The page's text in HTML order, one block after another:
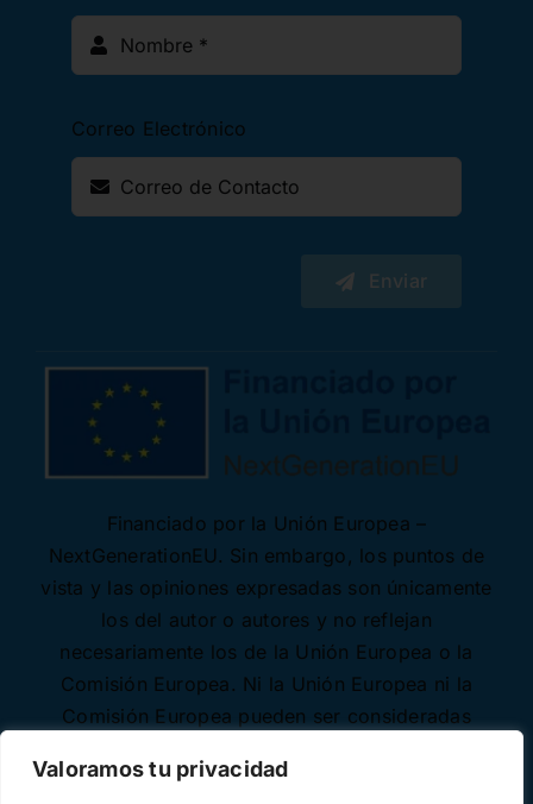
Valoramos tu privacidad
Correo Electrónico
Enviar
Financiado por la Unión Europea –
NextGenerationEU. Sin embargo, los puntos de
vista y las opiniones expresadas son únicamente
los del autor o autores y no reflejan
necesariamente los de la Unión Europea o la
Comisión Europea. Ni la Unión Europea ni la
Comisión Europea pueden ser consideradas